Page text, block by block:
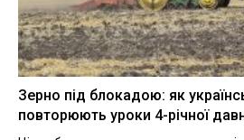
Зерно під блокадою: як
повторюють уроки 4-річної